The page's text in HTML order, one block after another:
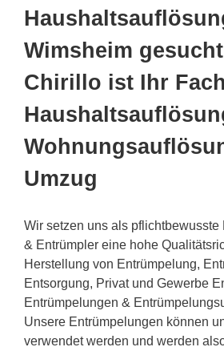
Wimsheim
Chirillo ist Ihr
Umzug
Wir setzen uns als
& Entrümpler eine hohe
Herstellung von Entrümpelung,
Entsorgung, Privat und Gewerbe
Entrümpelungen &
Unsere Entrümpelungen können
verwendet werden und werden